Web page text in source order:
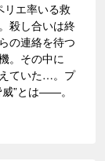
リエ率いる救
殺し合いは終
の連絡を待つ
。その中に
ていた…。プ
”とは――。